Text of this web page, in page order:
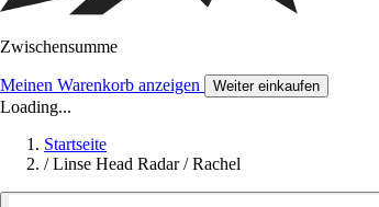
Zwischensumme
Meinen Warenkorb anzeigen Weiter einkaufen
Loading...
Startseite
/ Linse Head Radar / Rachel